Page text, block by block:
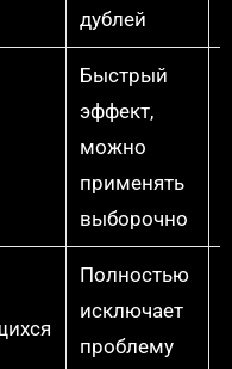
дублей
Быстрый
эффект,
можно
применять
выборочно
Полностью
исключает
проблему